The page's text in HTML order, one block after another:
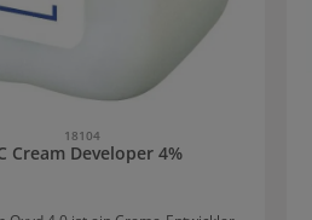
18104
Cream Developer 4%